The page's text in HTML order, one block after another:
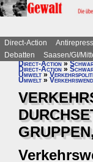
Direct-Action
Debatten
Saasen/GI/
Direct-Action»
Direct-Action »
Umwelt »
Umwelt »